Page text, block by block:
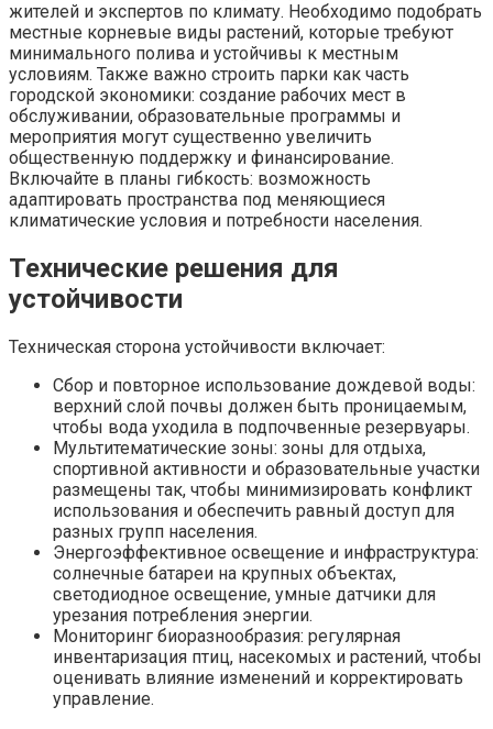
жителей и экспертов по климату. Необходимо подобрать
местные корневые виды растений, которые требуют
минимального полива и устойчивы к местным
условиям. Также важно строить парки как часть
городской экономики: создание рабочих мест в
обслуживании, образовательные программы и
мероприятия могут существенно увеличить
общественную поддержку и финансирование.
Включайте в планы гибкость: возможность
адаптировать пространства под меняющиеся
климатические условия и потребности населения.
Технические решения для
устойчивости
Техническая сторона устойчивости включает:
Сбор и повторное использование дождевой воды:
верхний слой почвы должен быть проницаемым,
чтобы вода уходила в подпочвенные резервуары.
Мультитематические зоны: зоны для отдыха,
спортивной активности и образовательные участки
размещены так, чтобы минимизировать конфликт
использования и обеспечить равный доступ для
разных групп населения.
Энергоэффективное освещение и инфраструктура:
солнечные батареи на крупных объектах,
светодиодное освещение, умные датчики для
урезания потребления энергии.
Мониторинг биоразнообразия: регулярная
инвентаризация птиц, насекомых и растений, чтобы
оценивать влияние изменений и корректировать
управление.